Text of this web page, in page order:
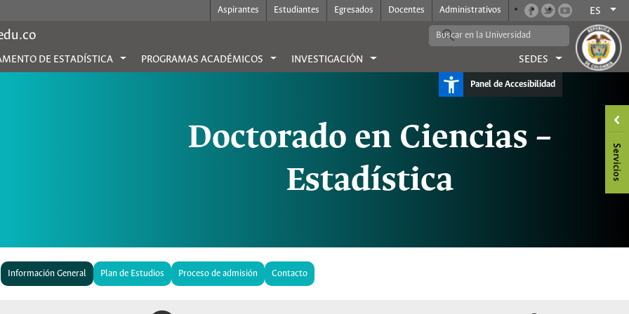
Aspirantes Estudiantes Egresados Docentes Administrativos ES
DE ESTADÍSTICA PROGRAMAS ACADÉMICOS INVESTIGACIÓN SEDES
Panel de Accesibilidad
Doctorado en Ciencias –
Estadística
Información General Plan de Estudios Proceso de admisión Contacto